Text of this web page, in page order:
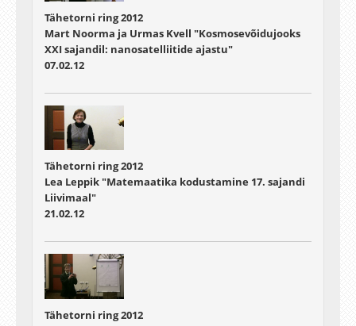
Tähetorni ring 2012
Mart Noorma ja Urmas Kvell "Kosmosevõidujooks
XXI sajandil: nanosatelliitide ajastu"
07.02.12
Tähetorni ring 2012
Lea Leppik "Matemaatika kodustamine 17. sajandi
Liivimaal"
21.02.12
Tähetorni ring 2012